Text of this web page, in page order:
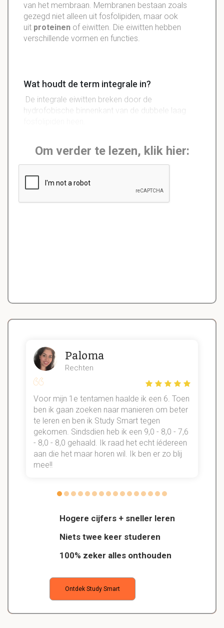
van het membraan. Membranen bestaan zoals
gezegd niet alleen uit fosfolipiden, maar ook
uit proteinen of eiwitten. Die eiwitten hebben
verschillende vormen en functies.
Wat houdt de term integrale in?
De integrale eiwitten breken door de
hydrofobische binnenkant van de dubbele laag
Om verder te lezen, klik hier:
Hogere cijfers + sneller leren
Niets twee keer studeren
100% zeker alles onthouden
Ontdek Study Smart
Paloma
Rechten
Voor mijn 1e tentamen haalde ik een 6. Toen
ben ik gaan zoeken naar manieren om beter
te leren en ben ik Study Smart tegen
gekomen. Sindsdien heb ik een 9,0 - 8,0 - 7,6
- 8,0 - 8,0 gehaald. Ik raad het echt íédereen
aan die het maar horen wil. Ik ben er zo blij
mee!!